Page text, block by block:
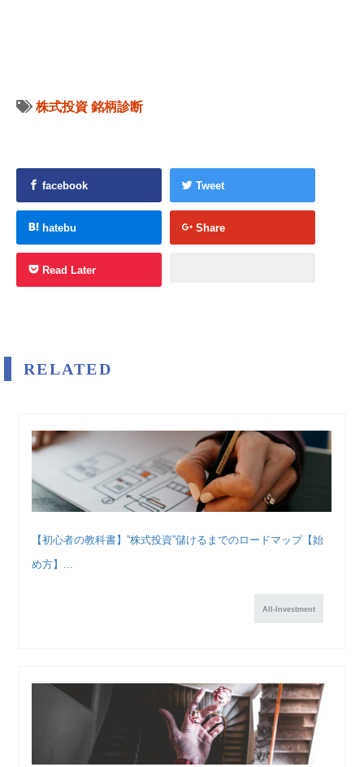
株式投資 銘柄診断
facebook Tweet
hatebu Share
Read Later
RELATED
【初心者の教科書】”株式投資”儲けるまでのロードマップ【始
め方】...
All-Investment